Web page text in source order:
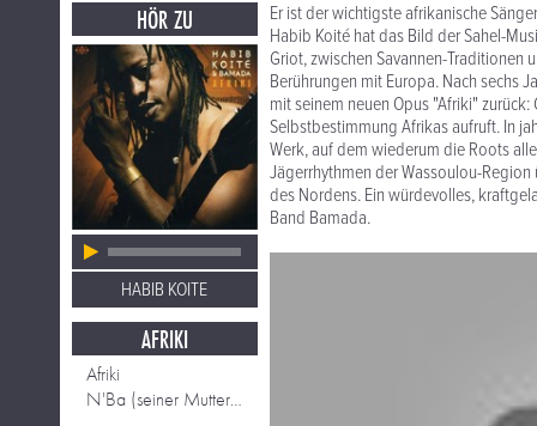
HÖR ZU
HABIB KOITE
AFRIKI
Afriki
N'Ba (seiner Mutter gewidmet)
Er ist der wichtigste afrikanische
Habib Koité hat das Bild der Sahel-
Griot, zwischen Savannen-
Berührungen mit Europa. Nach sechs
mit seinem neuen Opus "Afriki"
Selbstbestimmung Afrikas aufruft. In
Werk, auf dem wiederum die Roots
Jägerrhythmen der Wassoulou-
des Nordens. Ein würdevolles,
Band Bamada.